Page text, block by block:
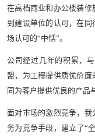
在高档商业和办公楼装
到建设单位的认可，在
场认可的“中恬”。
公司经过几年的积累，
盟，为工程提供质优价
同为客户提供优良的产品
面对市场的激烈竞争，
务为竞争手段，建立了“